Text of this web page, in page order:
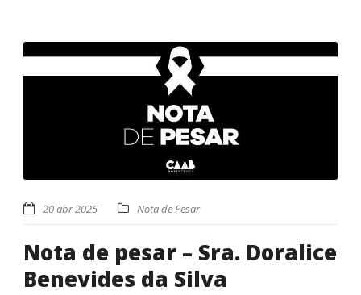
20 abr 2025 Nota de Pesar
Nota de pesar – Sra. Doralice
Benevides da Silva